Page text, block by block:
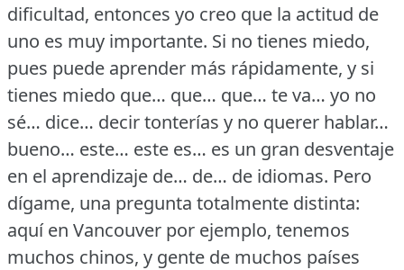
dificultad, entonces yo creo que la actitud de
uno es muy importante. Si no tienes miedo,
pues puede aprender más rápidamente, y si
tienes miedo que… que… que… te va… yo no
sé… dice… decir tonterías y no querer hablar…
bueno… este… este es… es un gran desventaje
en el aprendizaje de… de… de idiomas. Pero
dígame, una pregunta totalmente distinta:
aquí en Vancouver por ejemplo, tenemos
muchos chinos, y gente de muchos países